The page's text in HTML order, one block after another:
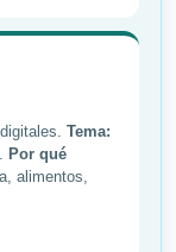
Tema:
Por qué
alimentos,